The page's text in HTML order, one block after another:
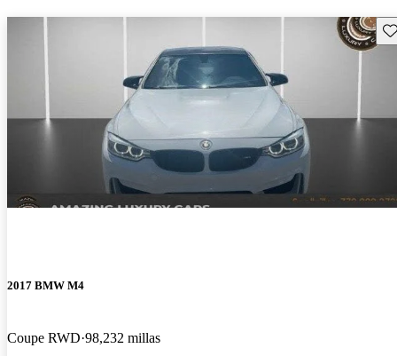
2017 BMW M4
Coupe RWD 98,232 millas